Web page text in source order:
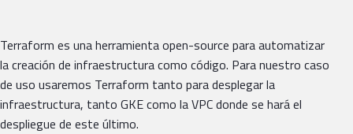
Terraform es una herramienta open-source para automatizar
la creación de infraestructura como código. Para nuestro caso
de uso usaremos Terraform tanto para desplegar la
infraestructura, tanto GKE como la VPC donde se hará el
despliegue de este último.